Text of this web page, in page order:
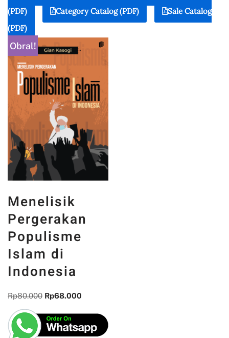
(PDF)
Category Catalog (PDF)
Sale Catalog
(PDF)
Obral!
Menelisik
Pergerakan
Populisme
Islam di
Indonesia
Rp80.000 Rp68.000